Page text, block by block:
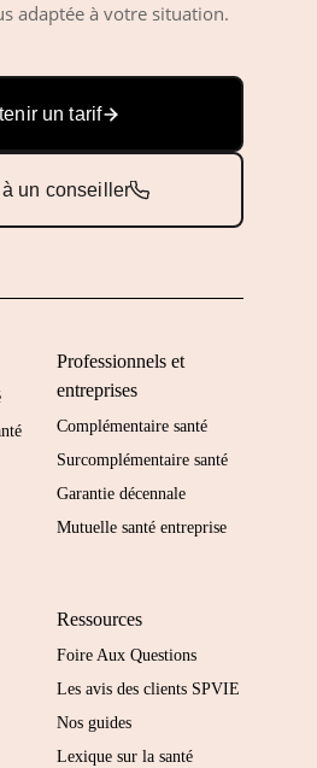
adaptée à votre situation.
un tarif
à un conseiller
Professionnels et
entreprises
Complémentaire santé
Surcomplémentaire santé
Garantie décennale
Mutuelle santé entreprise
Ressources
Foire Aux Questions
Les avis des clients SPVIE
Nos guides
Lexique sur la santé